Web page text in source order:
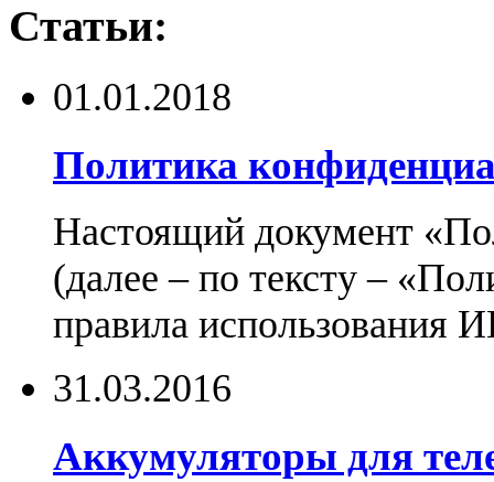
Статьи:
01.01.2018
Политика
Настоящий документ
(далее – по тексту –
правила использования
31.03.2016
Аккумуляторы для